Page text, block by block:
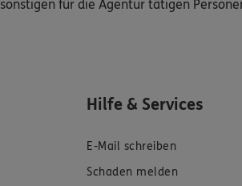
sonstigen für die Agentur tätigen
Hilfe & Services
E-Mail schreiben
Schaden melden